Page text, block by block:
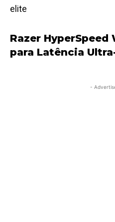
elite
Razer HyperSpeed
para Latência
-